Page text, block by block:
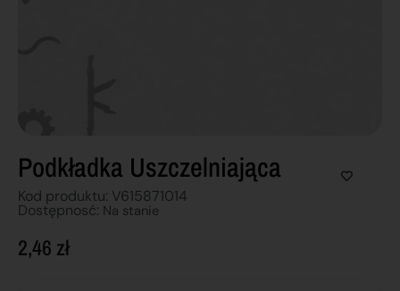
Podkładka Uszczelniająca
Kod produktu: V615871014
Dostępnosć: Na stanie
2,46 zł